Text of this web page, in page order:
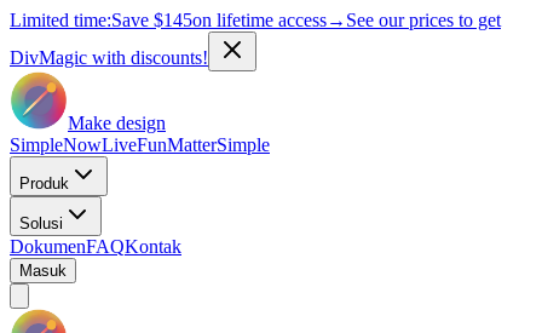
Limited time:Save $145on lifetime access→ See our prices to get
DivMagic with discounts!
Make design
SimpleNowLiveFunMatterSimple
Produk
Solusi
DokumenFAQKontak
Masuk